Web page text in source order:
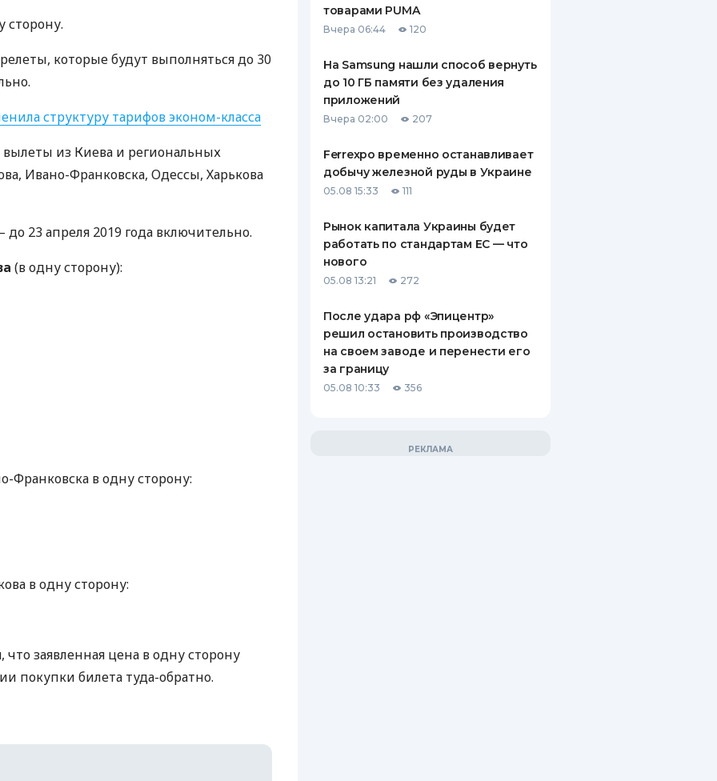
ПУТЕВОДИТЕЛИ ПО
ВСЕ СТРАХОВЫЕ ПОЛИСЫ
СТРАХОВЫЕ КОМПАНИИ
КОМПАНИЯХ
сторону.
которые будут выполняться до 30
структуру тарифов эконом-класса
из Киева и региональных
Ивано-Франковска, Одессы, Харькова
до 23 апреля 2019 года включительно.
(в одну сторону):
в одну сторону:
в одну сторону:
что заявленная цена в одну сторону
покупки билета туда-обратно.
товарами PUMA
Вчера 06:44 120
На Samsung нашли способ вернуть
до 10 ГБ памяти без удаления
приложений
Вчера 02:00 207
Ferrexpo временно останавливает
добычу железной руды в Украине
05.08 15:33 111
Рынок капитала Украины будет
работать по стандартам ЕС — что
нового
05.08 13:21 272
После удара рф «Эпицентр»
решил остановить производство
на своем заводе и перенести его
за границу
05.08 10:33 356